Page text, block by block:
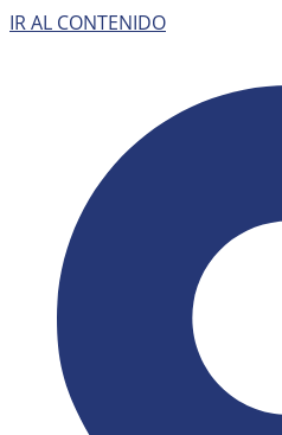
IR AL CONTENIDO